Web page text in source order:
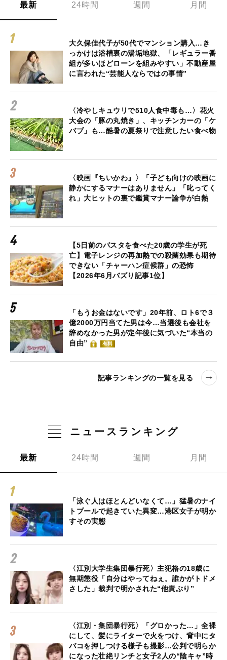
最新 24時間 週間 月間
大久保佳代子が50代でマンション購入…き
っかけは浴槽裏の湯垢地獄、「レギュラー番
組が多いほどローンを組みやすい」不動産屋
に言われた“芸能人ならではの事情”
〈冷やしキュウリで510人食中毒も…〉花火
大会の「豚の丸焼き」、キッチンカーの「ケ
バブ」も…酷暑の夏祭りで注意したい食べ物
〈映画『ちいかわ』〉「子ども向けの映画に
静かにするマナーはありません」「叱ってく
れ」大ヒットの裏で鑑賞マナー論争が白熱
【5日前のパスタを食べた20歳の学生が死
亡】電子レンジの再加熱での殺菌効果も期待
できない「チャーハン症候群」の恐怖
【2026年6月バズり記事1位】
「もうお金はないです」20年前、ロト6で３
億2000万円当てた男は今…当選後も会社を
辞めなかった男が定年後に気づいた“本当の
自由”
有料
記事ランキングの一覧を見る
ニュースランキング
最新 24時間 週間 月間
「泳ぐ人はほとんどいなくて…」猛暑のナイ
トプールで起きていた異変…港区女子が明か
すその実態
〈江別大学生集団暴行死〉主犯格の18歳に
無期懲役「自分はやってねぇ。誰かがトドメ
さした」裁判で明かされた“他責ぶり”
〈江別・集団暴行死〉「グロかった…」全裸
にして、髪にライターで火をつけ、背中にタ
バコを押しつける様子も撮影…公判で明らか
になった壮絶リンチと女子2人の“陰キャ”時